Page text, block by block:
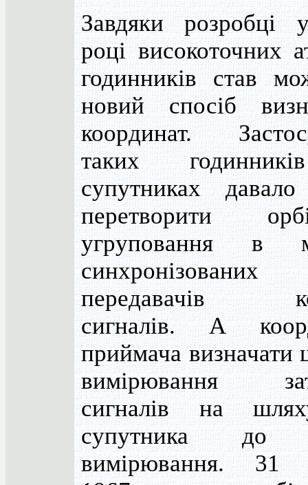
Завдяки розробці
році високоточних
годинників став
новий спосіб
координат.
таких
супутниках
перетворити
угруповання в
синхронізованих
передавачів
сигналів. А
приймача визначати
вимірювання
сигналів на
супутника до
вимірювання. 31